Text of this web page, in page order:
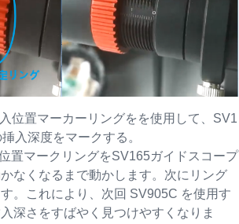
位置マーカーリングをを使用して、SV1
入深度をマークする。
置マークリングをSV165ガイドスコープ
なくなるまで動かします。次にリング
。これにより、次回 SV905C を使用す
深さをすばやく見つけやすくなりま